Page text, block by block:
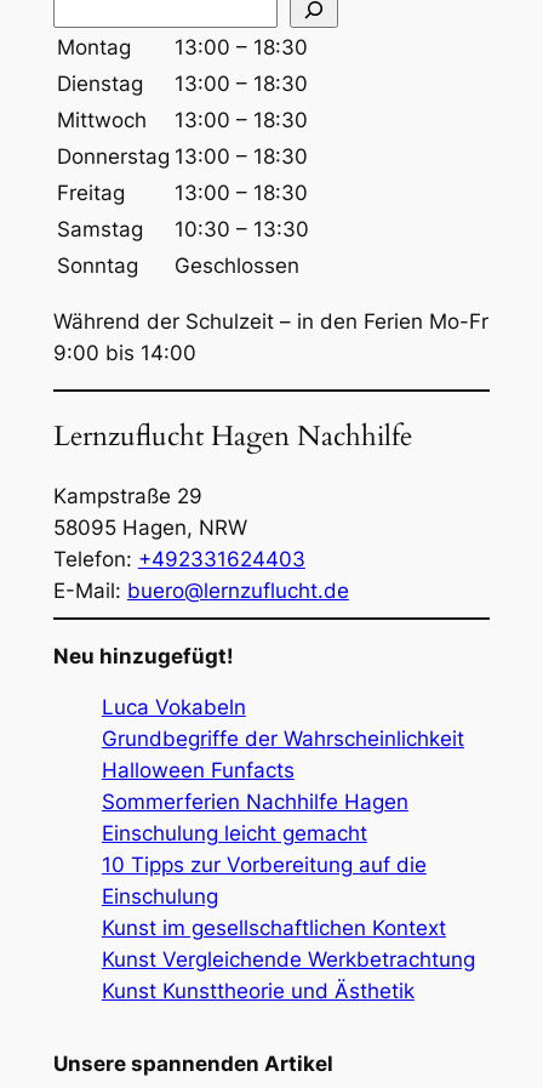
u
c
e
n
Montag
13:00 – 18:30
Dienstag
13:00 – 18:30
Mittwoch
13:00 – 18:30
Donnerstag 13:00 – 18:30
Freitag
13:00 – 18:30
Samstag
10:30 – 13:30
Sonntag
Geschlossen
Während der Schulzeit – in den Ferien Mo-Fr
9:00 bis 14:00
Lernzuflucht Hagen Nachhilfe
Kampstraße 29
58095Hagen, NRW
Telefon: +492331624403
E-Mail: buero@lernzuflucht.de
Neu hinzugefügt!
Luca Vokabeln
Grundbegriffe der Wahrscheinlichkeit
Halloween Funfacts
Sommerferien Nachhilfe Hagen
Einschulung leicht gemacht
10 Tipps zur Vorbereitung auf die
Einschulung
Kunst im gesellschaftlichen Kontext
Kunst Vergleichende Werkbetrachtung
Kunst Kunsttheorie und Ästhetik
Unsere spannenden Artikel